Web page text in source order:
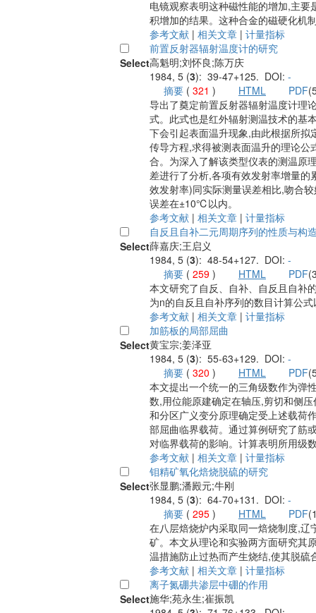
电镜观察表明这种磁性能的增加,主
积增加的结果。这种合金的磁硬化机
参考文献 | 相关文章 | 计量指标
Select
前置反射器辐射温度计的研究
高魁明;刘怀良;陈万庆
1984, 5 (3): 39-47+125. DOI: -
摘要 ( 321 ) HTML PDF
导出了奠定前置反射器辐射温度计理
式。此式也是红外辐射测温技术的基
下会引起表面温升现象,由此根据所
传导方程,求得被测表面温升的理论公
合。为深入了解该类型仪表的测温原
差进行了分析,各项有效发射率增量
效发射率)同实际测量误差相比,吻合
误差在±10℃以内。
参考文献 | 相关文章 | 计量指标
Select
自反且自补二元周期序列的性质与构
薛嘉庆;王启义
1984, 5 (3): 48-54+127. DOI: -
摘要 ( 259 ) HTML PDF
本文研究了自反、自补、自反且自补
为n的自反且自补序列的数目计算公
参考文献 | 相关文章 | 计量指标
Select
加筋板的局部屈曲
黄宝宗;姜泽亚
1984, 5 (3): 55-63+129. DOI: -
摘要 ( 320 ) HTML PDF
本文提出一个统一的三角级数作为弹
数,用位能原建确定在轴压,剪切和侧
和分区广义变分原理确定受上述载荷
部屈曲临界载荷。通过算例研究了筋
对临界载荷的影响。计算表明所用级
参考文献 | 相关文章 | 计量指标
Select
钼精矿氧化焙烧脱硫的研究
张显鹏;潘殿元;牛刚
1984, 5 (3): 64-70+131. DOI: -
摘要 ( 295 ) HTML PDF
在八层焙烧炉内采取同一焙烧制度,
矿。本文从理论和实验两方面研究其
温措施防止过热而产生烧结,使其脱
参考文献 | 相关文章 | 计量指标
Select
离子氮硼共渗层中硼的作用
施华;苑永生;崔振凯